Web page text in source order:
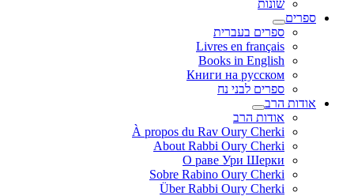
שונות
ספרים
ספרים בעברית
Livres en français
Books in English
Книги на русском
ספרים לבני נח
אודות הרב
אודות הרב
À propos du Rav Oury Cherki
About Rabbi Oury Cherki
О раве Ури Шерки
Sobre Rabino Oury Cherki
Über Rabbi Oury Cherki